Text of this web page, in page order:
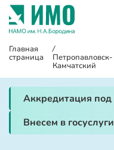
Главная
страница
/
Петропавловск-
Камчатский
Аккредитация
Внесем в